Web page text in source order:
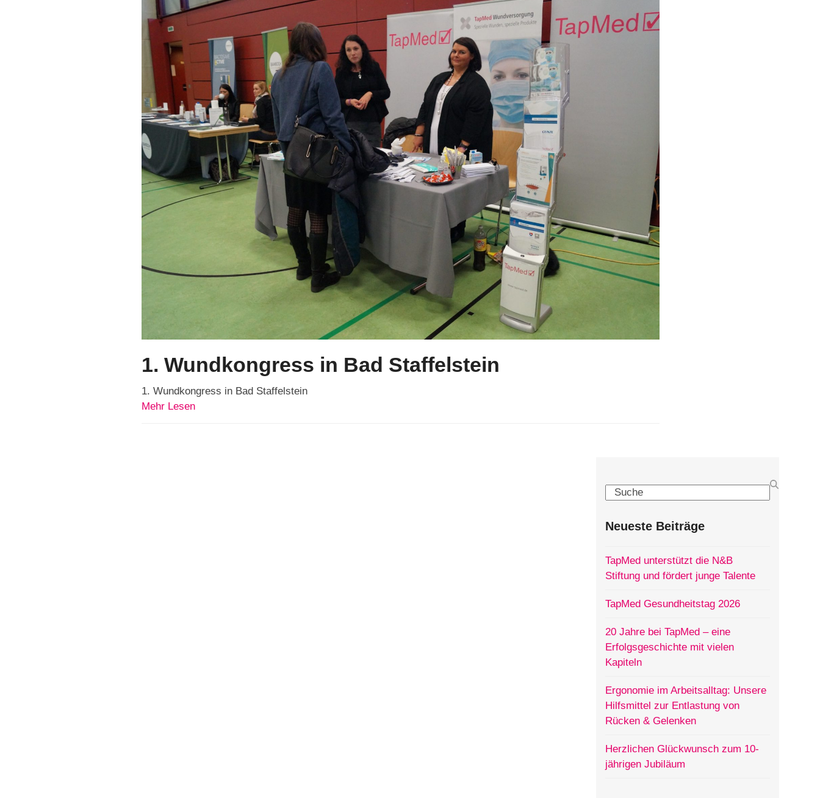
1. Wundkongress in Bad Staffelstein
1. Wundkongress in Bad Staffelstein
Mehr Lesen
Search
Neueste Beiträge
TapMed unterstützt die N&B
Stiftung und fördert junge Talente
TapMed Gesundheitstag 2026
20 Jahre bei TapMed – eine
Erfolgsgeschichte mit vielen
Kapiteln
Ergonomie im Arbeitsalltag: Unsere
Hilfsmittel zur Entlastung von
Rücken & Gelenken
Herzlichen Glückwunsch zum 10-
jährigen Jubiläum